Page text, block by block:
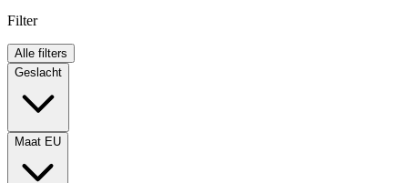
Filter
Alle filters
Geslacht
Maat EU